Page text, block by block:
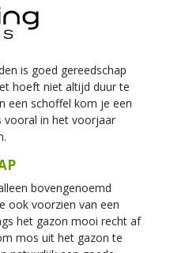
is goed gereedschap
hoeft niet altijd duur te
een schoffel kom je een
vooral in het voorjaar
bovengenoemd
ook voorzien van een
het gazon mooi recht af
mos uit het gazon te